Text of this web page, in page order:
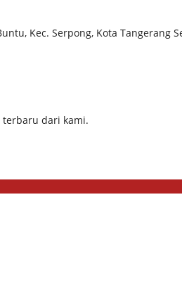
Kec. Serpong, Kota Tangerang
dari kami.